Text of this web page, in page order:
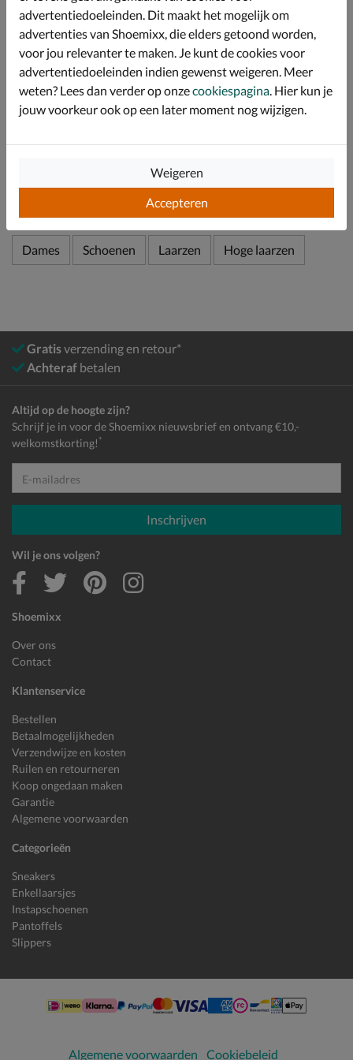
Het voetbed is uitgevoerd in chroomvrij leer, dit heeft
een ademend vermogen en zorgt voor een goede
ventilatie.
De loopzool is van rubber, met een stevige blokhak van
4,5 cm hoog waar je stabiel op staat.
Over Vagabond Shoemakers
Dames Schoenen Laarzen Hoge laarzen
Gratisverzending en retour*
Achteraf betalen
Shoemixx
Over ons
Contact
Klantenservice
Bestellen
Betaalmogelijkheden
Verzendwijze en kosten
Ruilen en retourneren
Koop ongedaan maken
Garantie
Algemene voorwaarden
Categorieën
Sneakers
Enkellaarsjes
Instapschoenen
Pantoffels
Slippers
Altijd op de hoogte zijn?
Schrijf je in voor de Shoemixx nieuwsbrief en ontvang €10,-
welkomstkorting! *
E-mailadres
Inschrijven
Wil je ons volgen?
Algemene voorwaarden Cookiebeleid
advertentiedoeleinden. Dit maakt het mogelijk om
advertenties van Shoemixx, die elders getoond worden,
voor jou relevanter te maken. Je kunt de cookies voor
advertentiedoeleinden indien gewenst weigeren. Meer
weten? Lees dan verder op onzecookiespagina. Hier kun je
jouw voorkeur ook op een later moment nog wijzigen.
Accepteren
Weigeren